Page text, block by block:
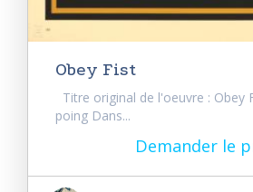
Obey Fist
Titre original de l'oeuvre : Obey
poing Dans...
Demander le